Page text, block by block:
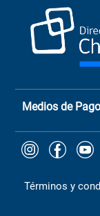
ChileCompras
+56 9
Medios de Pago
Términos y